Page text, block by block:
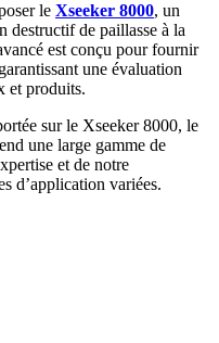
le Xseeker 8000, un
destructif de paillasse à la
est conçu pour fournir
une évaluation
et produits.
sur le Xseeker 8000, le
une large gamme de
et de notre
d’application variées.